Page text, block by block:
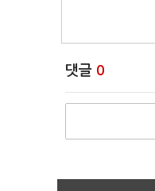
댓글 0